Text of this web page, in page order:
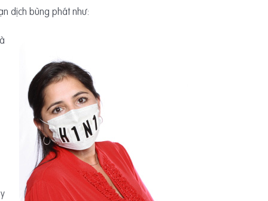
dịch bùng phát như: